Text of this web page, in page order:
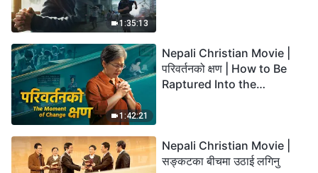
1:35:13
1:42:21
Nepali Christian Movie |
परिवर्तनको क्षण | How to Be
Raptured Into the
Nepali Christian Movie |
सङ्कटका बीचमा उठाई लगिनु